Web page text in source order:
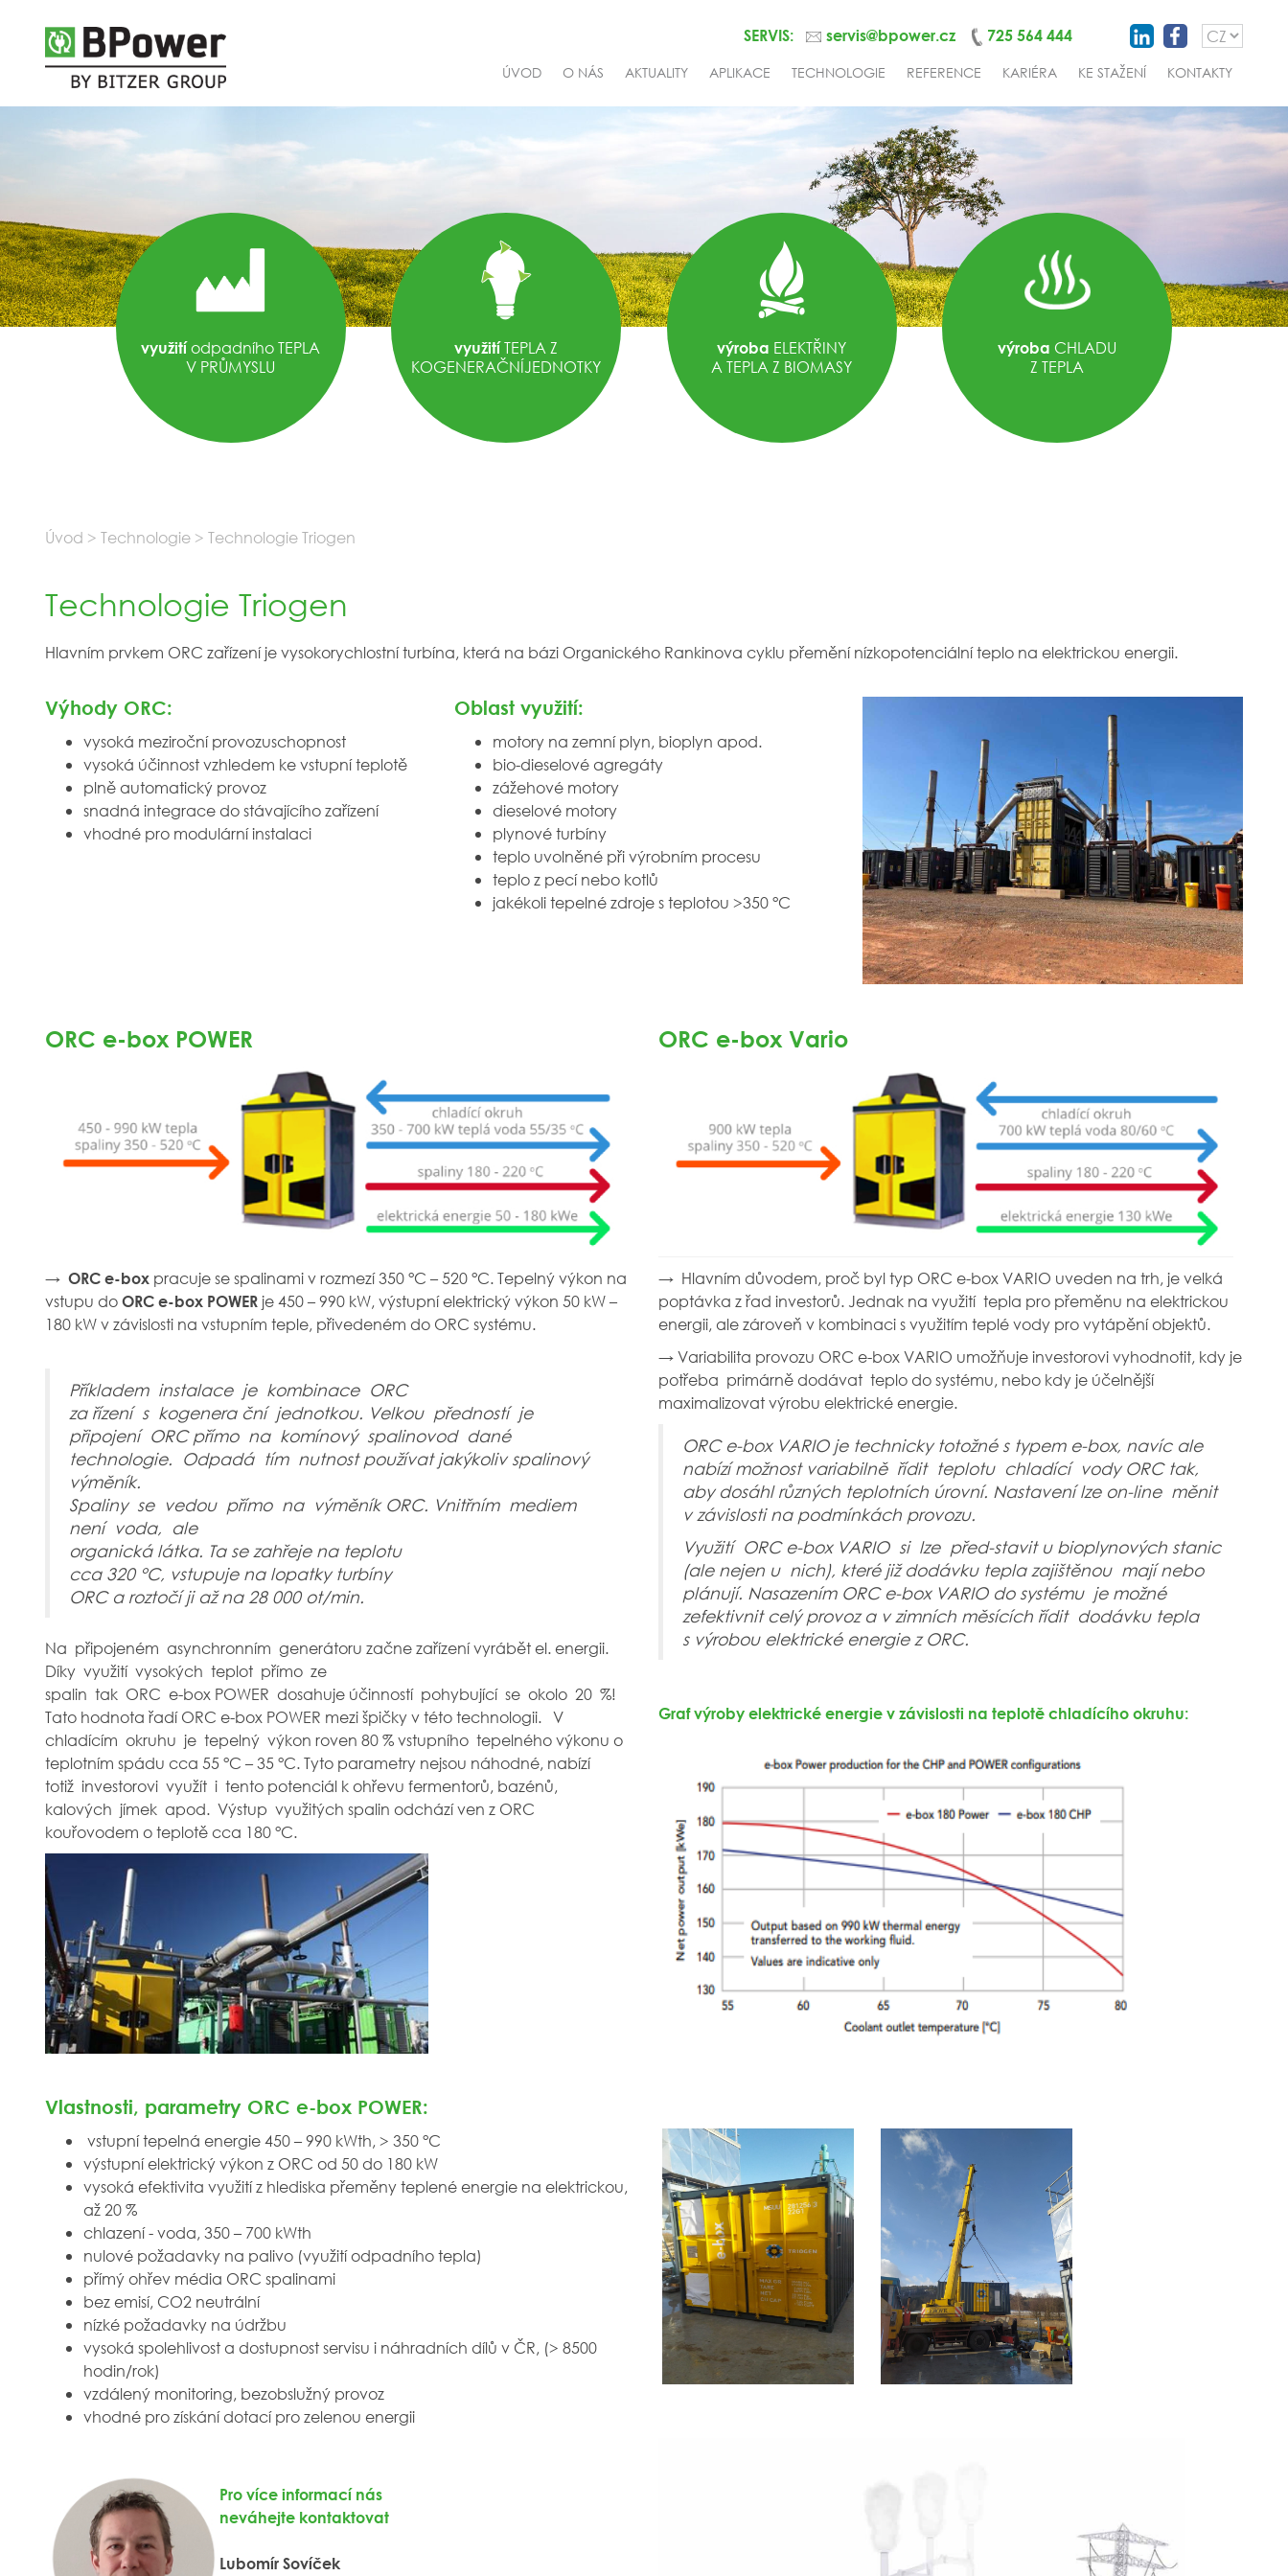
SERVIS: servis@bpower.cz 725 564 444
ÚVOD O NÁS AKTUALITY APLIKACE TECHNOLOGIE REFERENCE KARIÉRA KE STAŽENÍ KONTAKTY
využitíodpadního TEPLA
V PRŮMYSLU
využitíTEPLA Z
KOGENERAČNÍJEDNOTKY
výroba ELEKTŘINY
A TEPLA Z BIOMASY
výroba CHLADU
Z TEPLA
Úvod > Technologie > Technologie Triogen
Technologie Triogen
Hlavním prvkem ORC zařízení je vysokorychlostní turbína, která na bázi Organického Rankinova cyklu přemění nízkopotenciální teplo na elektrickou energii.
Výhody ORC:
vysoká meziroční provozuschopnost
vysoká účinnost vzhledem ke vstupní teplotě
plně automatický provoz
snadná integrace do stávajícího zařízení
vhodné pro modulární instalaci
Oblast využití:
motory na zemní plyn, bioplyn apod.
bio-dieselové agregáty
zážehové motory
dieselové motory
plynové turbíny
teplo uvolněné při výrobním procesu
teplo z pecí nebo kotlů
jakékoli tepelné zdroje s teplotou >350 °C
ORC e-box POWER ORC e-box Vario
→ ORC e-box pracuje se spalinami v rozmezí 350 °C – 520 °C. Tepelný výkon na
vstupu do ORC e-box POWER je 450 – 990 kW, výstupní elektrický výkon 50 kW –
180 kW v závislosti na vstupním teple, přivedeném do ORC systému.
Příkladem instalace je kombinace ORC
za řízení s kogenera ční jednotkou. Velkou předností je
připojení ORC přímo na komínový spalinovod dané
technologie. Odpadá tím nutnost používat jakýkoliv spalinový
výměník.
Spaliny se vedou přímo na výměník ORC. Vnitřním mediem
není voda, ale
organická látka. Ta se zahřeje na teplotu
cca 320 °C, vstupuje na lopatky turbíny
ORC a roztočí ji až na 28 000 ot/min.
Na připojeném asynchronním generátoru začne zařízení vyrábět el. energii.
Díky využití vysokých teplot přímo ze
spalin tak ORC e-box POWER dosahuje účinností pohybující se okolo 20 %!
Tato hodnota řadí ORC e-box POWER mezi špičky v této technologii. V
chladícím okruhu je tepelný výkon roven 80 % vstupního tepelného výkonu o
teplotním spádu cca 55 °C – 35 °C. Tyto parametry nejsou náhodné, nabízí
totiž investorovi využít i tento potenciál k ohřevu fermentorů, bazénů,
kalových jímek apod. Výstup využitých spalin odchází ven z ORC
kouřovodem o teplotě cca 180 °C.
→ Hlavním důvodem, proč byl typ ORC e-box VARIO uveden na trh, je velká
poptávka z řad investorů. Jednak na využití tepla pro přeměnu na elektrickou
energii, ale zároveň v kombinaci s využitím teplé vody pro vytápění objektů.
→ Variabilita provozu ORC e-box VARIO umožňuje investorovi vyhodnotit, kdy je
potřeba primárně dodávat teplo do systému, nebo kdy je účelnější
maximalizovat výrobu elektrické energie.
ORC e-box VARIO je technicky totožné s typem e-box, navíc ale
nabízí možnost variabilně řídit teplotu chladící vody ORC tak,
aby dosáhl různých teplotních úrovní. Nastavení lze on-line měnit
v závislosti na podmínkách provozu.
Využití ORC e-box VARIO si lze před-stavit u bioplynových stanic
(ale nejen u nich), které již dodávku tepla zajištěnou mají nebo
plánují. Nasazením ORC e-box VARIO do systému je možné
zefektivnit celý provoz a v zimních měsících řídit dodávku tepla
s výrobou elektrické energie z ORC.
Graf výroby elektrické energie v závislosti na teplotě chladícího okruhu:
Vlastnosti, parametry ORC e-box POWER:
vstupní tepelná energie 450 – 990 kWth, > 350 °C
výstupní elektrický výkon z ORC od 50 do 180 kW
vysoká efektivita využití z hlediska přeměny teplené energie na elektrickou,
až 20 %
chlazení - voda, 350 – 700 kWth
nulové požadavky na palivo (využití odpadního tepla)
přímý ohřev média ORC spalinami
bez emisí, CO2 neutrální
nízké požadavky na údržbu
vysoká spolehlivost a dostupnost servisu i náhradních dílů v ČR, (> 8500
hodin/rok)
vzdálený monitoring, bezobslužný provoz
vhodné pro získání dotací pro zelenou energii
Pro více informací nás
neváhejte kontaktovat
Lubomír Sovíček